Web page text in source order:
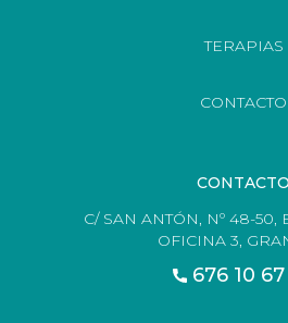
TERAPIAS
CONTACTO
CONTACTO
C/ SAN ANTÓN, Nº 48-50,
OFICINA 3,
676 10